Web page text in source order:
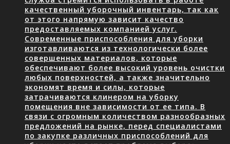
качественный уборочный инвентарь, так как
от этого напрямую зависит качество
предоставляемых компанией услуг.
Современные приспособления для уборки
изготавливаются из технологически более
совершенных материалов, которые
обеспечивают более высокий уровень очистки
любых поверхностей, а также значительно
экономят время и силы, которые
затрачиваются клинером на уборку
помещения вне зависимости от ее типа. В
связи с огромным количеством разнообразных
предложений на рынке, перед специалистами
по закупке различных приспособлений для